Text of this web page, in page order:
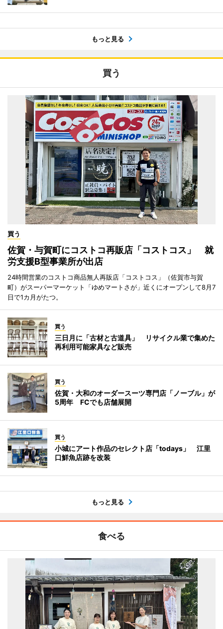
もっと見る
買う
買う
佐賀・与賀町にコストコ再販店「コストコス」 就
労支援B型事業所が出店
24時間営業のコストコ商品無人再販店「コストコス」（佐賀市与賀
町）がスーパーマーケット「ゆめマートさが」近くにオープンして8月7
日で1カ月がたつ。
買う
三日月に「古材と古道具」 リサイクル業で集めた
再利用可能家具など販売
買う
佐賀・大和のオーダースーツ専門店「ノーブル」が
5周年 FCでも店舗展開
買う
小城にアート作品のセレクト店「todays」 江里
口鮮魚店跡を改装
もっと見る
食べる